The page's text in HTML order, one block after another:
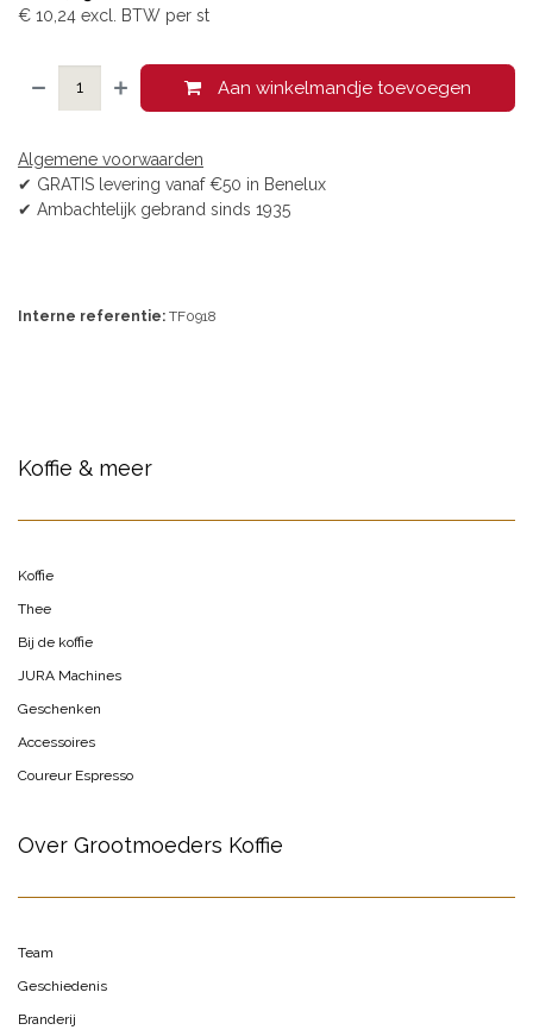
€ 10,24 excl. BTW per st
Aan winkelmandje toevoegen
Algemene voorwaarden
✔ GRATIS levering vanaf €50 in Benelux
✔ Ambachtelijk gebrand sinds 1935
Interne referentie: TF0918
Koffie & meer
Koffie
Thee
Bij de koffie
JURA Machines
Geschenken
Accessoires
Coureur Espresso
Over Grootmoeders Koffie
Team
Geschiedenis
Branderij